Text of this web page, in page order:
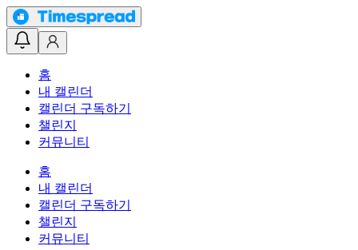
홈
내 캘린더
캘린더 구독하기
챌린지
커뮤니티
홈
내 캘린더
캘린더 구독하기
챌린지
커뮤니티